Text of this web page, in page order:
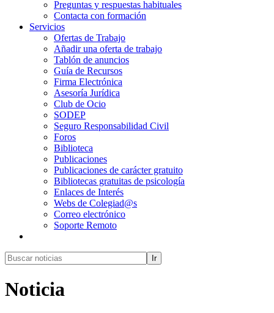
Preguntas y respuestas habituales
Contacta con formación
Servicios
Ofertas de Trabajo
Añadir una oferta de trabajo
Tablón de anuncios
Guía de Recursos
Firma Electrónica
Asesoría Jurídica
Club de Ocio
SODEP
Seguro Responsabilidad Civil
Foros
Biblioteca
Publicaciones
Publicaciones de carácter gratuito
Bibliotecas gratuitas de psicología
Enlaces de Interés
Webs de Colegiad@s
Correo electrónico
Soporte Remoto
Ir
Noticia